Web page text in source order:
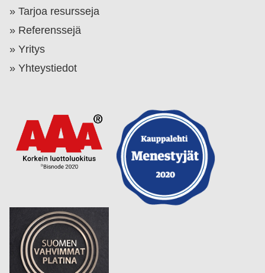
Tarjoa resursseja
Referenssejä
Yritys
Yhteystiedot